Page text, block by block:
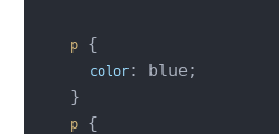
p {
color: blue;
p {